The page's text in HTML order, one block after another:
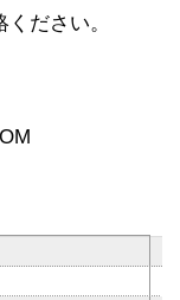
ださい。